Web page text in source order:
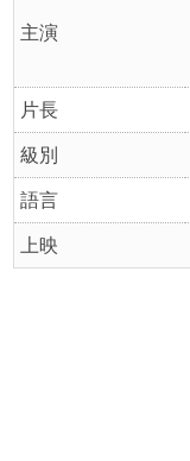
主演
片長
級別
語言
上映